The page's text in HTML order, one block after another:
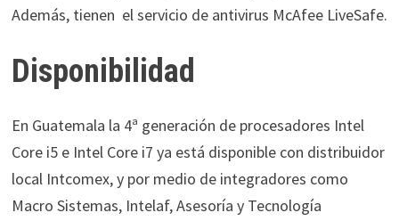
Además, tienen el servicio de antivirus McAfee LiveSafe.
Disponibilidad
En Guatemala la 4ª generación de procesadores Intel
Core i5 e Intel Core i7 ya está disponible con distribuidor
local Intcomex, y por medio de integradores como
Macro Sistemas, Intelaf, Asesoría y Tecnología